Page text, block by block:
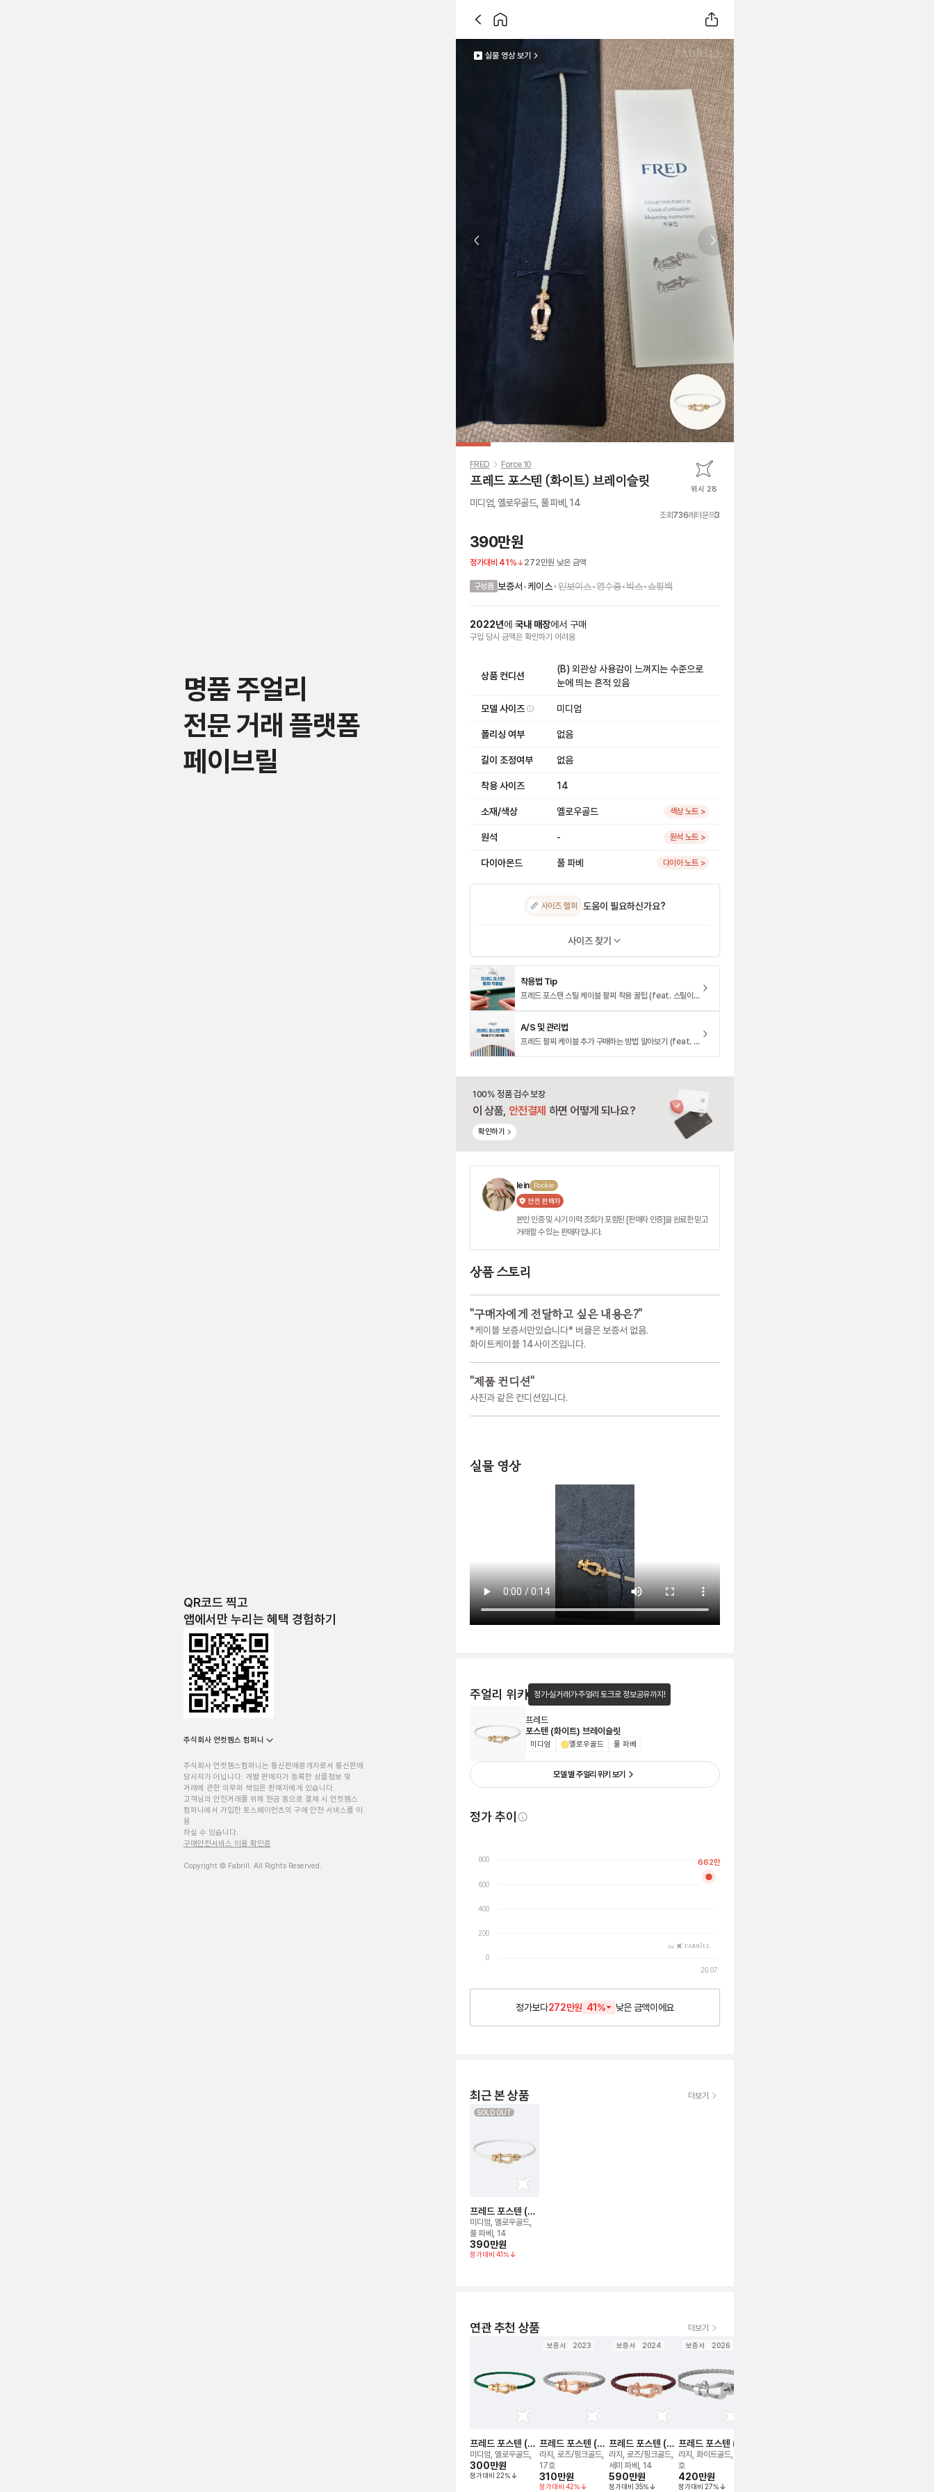
명품 주얼리
전문 거래 플랫폼
페이브릴
QR코드 찍고
앱에서만 누리는 혜택 경험하기
주식회사 언컷젬스 컴퍼니
주식회사 언컷젬스컴퍼니는 통신판매중개자로서 통신판매
당사자가 아닙니다. 개별 판매자가 등록한 상품정보 및
거래에 관한 의무와 책임은 판매자에게 있습니다.
고객님의 안전거래를 위해 현금 등으로 결제 시 언컷젬스
컴퍼니에서 가입한 토스페이먼츠의 구매 안전 서비스를 이
용
하실 수 있습니다.
구매안전서비스 이용 확인증
Copyright © Fabrill. All Rights Reserved.
실물 영상 보기
Previous slide Next slide
FRED Force 10
프레드 포스텐 (화이트) 브레이슬릿 위시 28
미디엄, 옐로우골드, 풀 파베, 14
조회736레터문의3
390만원
정가대비 41 % 272만원 낮은 금액
구성품 보증서 •케이스•인보이스•영수증•박스•쇼핑백
2022년에 국내 매장에서 구매
구입 당시 금액은 확인하기 어려움
상품 컨디션
(B) 외관상 사용감이 느껴지는 수준으로
눈에 띄는 흔적 있음
모델 사이즈 미디엄
폴리싱 여부 없음
길이 조정여부 없음
착용 사이즈 14
소재/색상 옐로우골드 색상 노트 >
원석 - 원석 노트 >
다이아몬드 풀 파베 다이아 노트 >
📏 사이즈 헬퍼 도움이 필요하신가요?
사이즈 찾기
착용법 Tip
프레드 포스텐 스틸 케이블 팔찌 착용 꿀팁 (feat. 스틸이 인기 많은 이유)
A/S 및 관리법
프레드 팔찌 케이블 추가 구매하는 방법 알아보기 (feat. 줄 단독 구매)
100% 정품 검수 보장
이 상품, 안전결제 하면 어떻게 되나요?
확인하기
lein Rookie
안전 판매자
본인 인증 및 사기 이력 조회가 포함된 [판매자 인증]을 완료한 믿고
거래할 수 있는 판매자입니다.
상품 스토리
"구매자에게 전달하고 싶은 내용은?"
*케이블 보증서만있습니다* 버클은 보증서 없음.
화이트케이블 14사이즈입니다.
"제품 컨디션"
사진과 같은 컨디션입니다.
실물 영상
주얼리 위키 정가·실거래가·주얼리 토크로 정보공유까지!
프레드
포스텐 (화이트) 브레이슬릿
미디엄 옐로우골드 풀 파베
모델 별 주얼리 위키 보기
정가 추이
0
200
400
600
800
26.07
by
662만
정가보다272만원 41 % 낮은금액이에요
최근 본 상품 더보기
SOLD OUT
프레드 포스텐 (화
이트) 브레이슬릿
미디엄, 옐로우골드,
풀 파베, 14
390만원
정가대비 41%
연관 추천 상품 더보기
프레드 포스텐 (에
메랄드) 브레이슬
릿
미디엄, 옐로우골드,
300만원
정가대비 22%
보증서 2023
프레드 포스텐 (스
틸) 브레이슬릿
라지, 로즈/핑크골드,
17호
310만원
정가대비 42%
보증서 2024
프레드 포스텐 (가
넷) 브레이슬릿
라지, 로즈/핑크골드,
세미 파베, 14
590만원
정가대비 35%
보증서 2026
프레드 포스텐 (스
틸) 브레이슬릿
라지, 화이트골드, 18
호
420만원
정가대비 27%